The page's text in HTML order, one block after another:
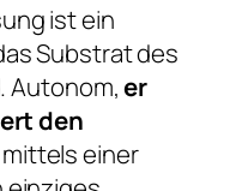
ist ein
Substrat des
Autonom,er
den
einer